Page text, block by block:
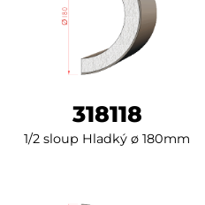
318118
1/2 sloup Hladký ø 180mm